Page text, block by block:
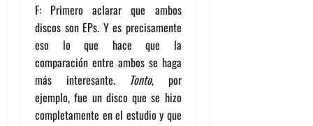
F: Primero aclarar que ambos
discos son EPs. Y es precisamente
eso lo que hace que la
comparación entre ambos se haga
más interesante. Tonto, por
ejemplo, fue un disco que se hizo
completamente en el estudio y que